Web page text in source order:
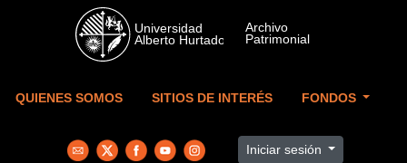
Skip to main content
QUIENES SOMOS SITIOS DE INTERÉS FONDOS
Iniciar sesión